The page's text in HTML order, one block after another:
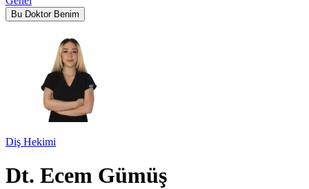
Bu Doktor Benim
Diş Hekimi
Dt. Ecem Gümüş